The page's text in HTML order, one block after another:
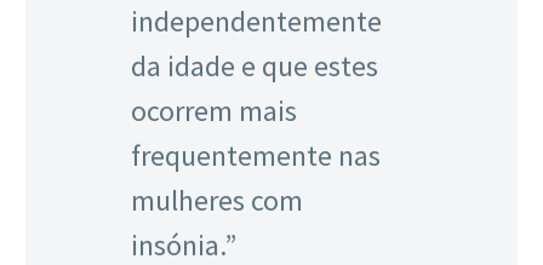
independentemente
da idade e que estes
ocorrem mais
frequentemente nas
mulheres com
insónia.”